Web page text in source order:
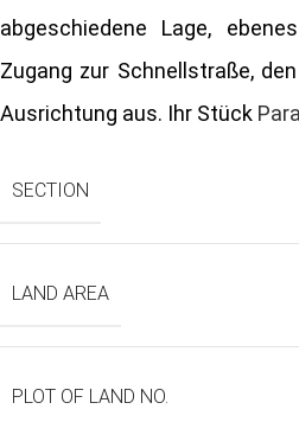
abgeschiedene Lage,
Zugang zur Schnellstraße,
Ausrichtung aus. Ihr Stück
SECTION
LAND AREA
PLOT OF LAND NO.